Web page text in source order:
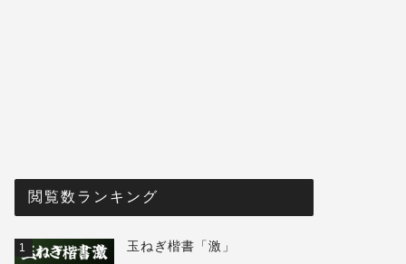
閲覧数ランキング
1 玉ねぎ楷書「激」